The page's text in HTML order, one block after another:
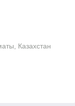
Казахстан